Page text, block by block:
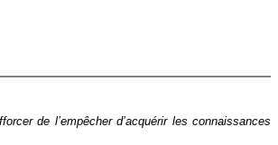
de l’empêcher d’acquérir les connaissances